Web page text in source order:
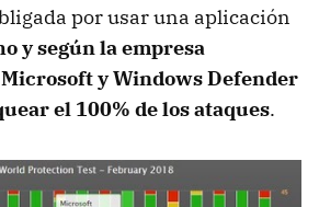
por usar una aplicación
y según la empresa
y Windows Defender
el 100% de los ataques.